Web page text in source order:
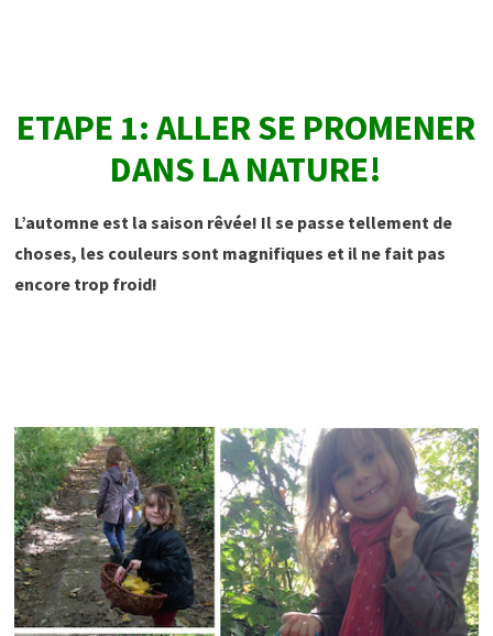
ETAPE 1: ALLER SE PROMENER
DANS LA NATURE!
L’automne est la saison rêvée! Il se passe tellement de
choses, les couleurs sont magnifiques et il ne fait pas
encore trop froid!